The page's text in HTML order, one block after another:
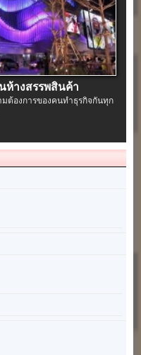
ห้างสรรพสินค้า
ต้องการของคนทำธุรกิจกันทุก